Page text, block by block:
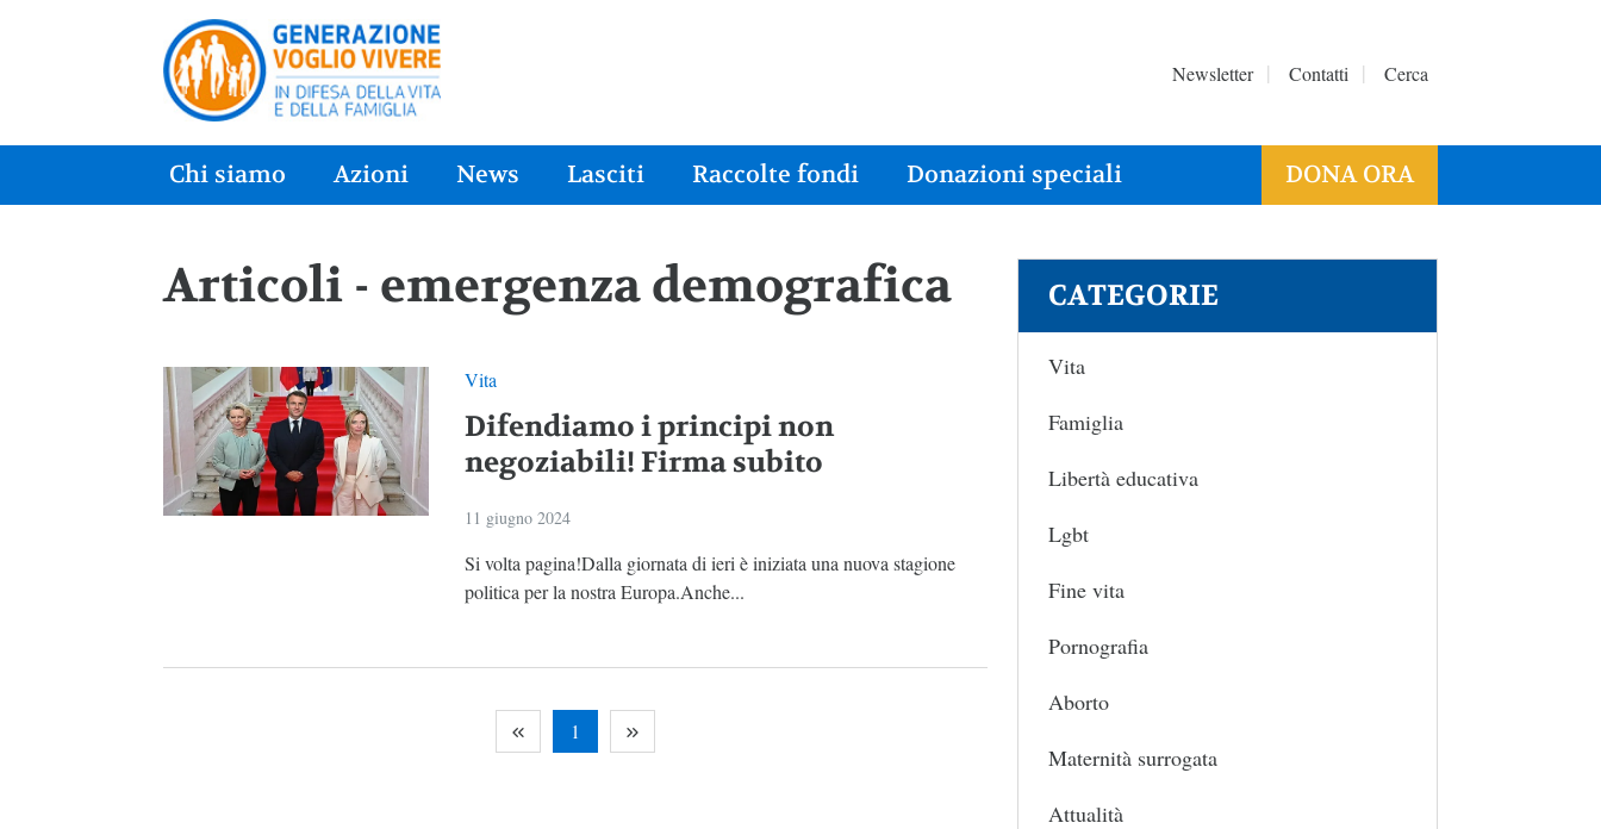
Newsletter Contatti Cerca
Chi siamo Azioni News Lasciti Raccolte fondi Donazioni speciali DONA ORA
Articoli - emergenza demografica
Vita
Difendiamo i principi non
negoziabili! Firma subito
11 giugno 2024
Si volta pagina!Dalla giornata di ieri è iniziata una nuova stagione
politica per la nostra Europa.Anche...
1
CATEGORIE
Vita
Famiglia
Libertà educativa
Lgbt
Fine vita
Pornografia
Aborto
Maternità surrogata
Attualità